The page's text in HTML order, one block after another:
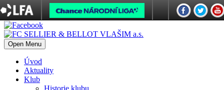
Open Menu
Úvod
Aktuality
Klub
Historie klubu